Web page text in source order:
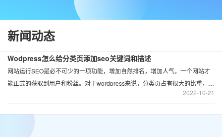
新闻动态
10-21
2022
Wodpress怎么给分类页添加seo关键词和描述
网站运行SEO是必不可少的一项功能，增加自然排名，增加人气，一个网站才
能正式的获取到用户和粉丝。对于wordpress来说，分类页占有很大的比重，所